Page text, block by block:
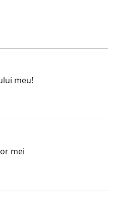
meu!
mei